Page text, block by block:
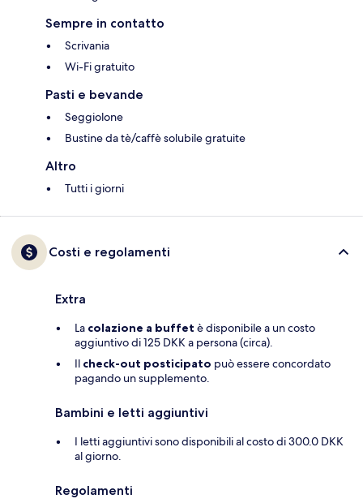
Sempre in contatto
Scrivania
Wi-Fi gratuito
Pasti e bevande
Seggiolone
Bustine da tè/caffè solubile gratuite
Altro
Tutti i giorni
Costi e regolamenti
Extra
La colazione a buffet è disponibile a un costo
aggiuntivo di 125 DKK a persona (circa).
Il check-out posticipato può essere concordato
pagando un supplemento.
Bambini e letti aggiuntivi
I letti aggiuntivi sono disponibili al costo di 300.0 DKK
al giorno.
Regolamenti